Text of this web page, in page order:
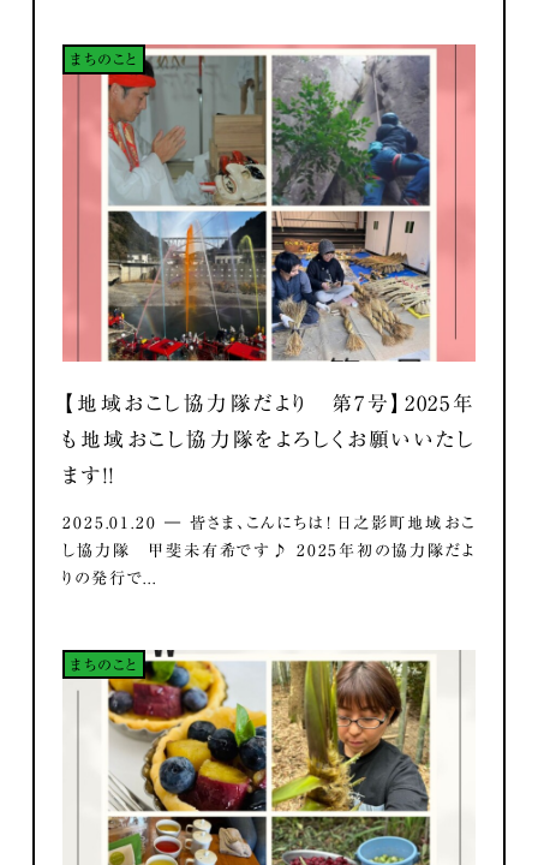
まちのこと
【地域おこし協力隊だより 第7号】2025年
も地域おこし協力隊をよろしくお願いいたし
ます！！
2025.01.20 ― 皆さま、こんにちは！ 日之影町地域おこ
し協力隊 甲斐未有希です♪ 2025年初の協力隊だよ
りの発行で...
まちのこと